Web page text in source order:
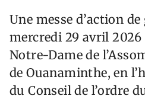
Une messe d’action
mercredi 29 avril 2026
Notre-Dame de
de Ouanaminthe, en
du Conseil de l’ordre